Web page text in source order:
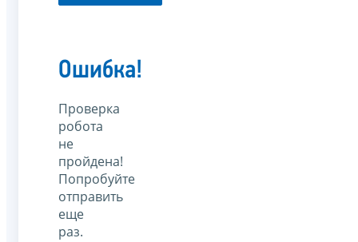
Ошибка!
Проверка
робота
не
пройдена!
Попробуйте
отправить
еще
раз.